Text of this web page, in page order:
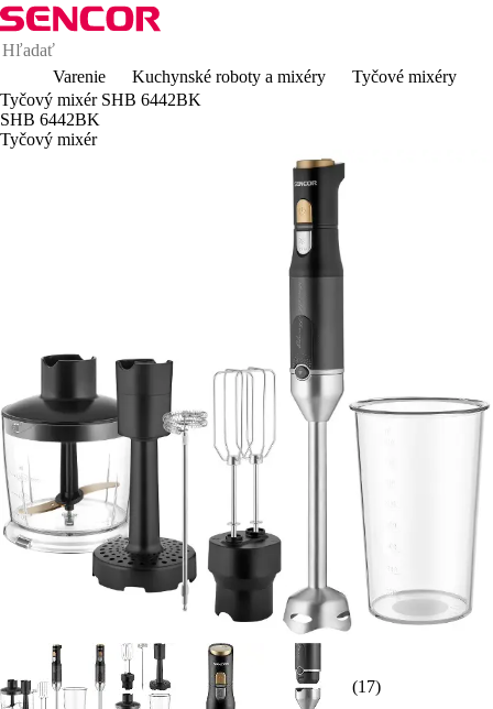
Varenie Kuchynské roboty a mixéry
Tyčové mixéry
Tyčový mixér SHB 6442BK
SHB 6442BK
Tyčový mixér
(17)